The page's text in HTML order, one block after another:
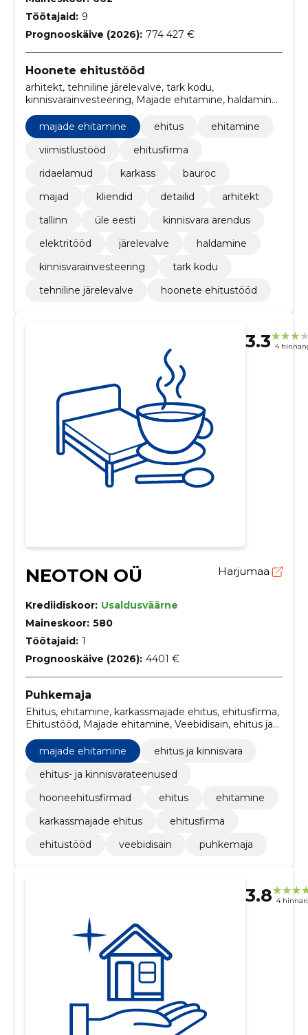
Töötajaid: 9
Prognooskäive (2026): 774 427 €
Hoonete ehitustööd
arhitekt, tehniline järelevalve, tark kodu,
kinnisvarainvesteering, Majade ehitamine, haldamine,
järelevalve, elektritööd, kinnisvara arendus, Üle Eesti
majade ehitamine
ehitus
ehitamine
viimistlustööd
ehitusfirma
ridaelamud
karkass
bauroc
majad
kliendid detailid
arhitekt
tallinn
üle eesti
kinnisvara arendus
elektritööd
järelevalve
haldamine
kinnisvarainvesteering
tark kodu
tehniline järelevalve
hoonete ehitustööd
3.3 4
NEOTON OÜ Harjumaa
Krediidiskoor: Usaldusväärne
Maineskoor: 580
Töötajaid: 1
Prognooskäive (2026): 4401 €
Puhkemaja
Ehitus, ehitamine, karkassmajade ehitus, ehitusfirma,
Ehitustööd, Majade ehitamine, Veebidisain, ehitus ja
hooneehitusfirmad
majade ehitamine
ehitus ja kinnisvara
ehitus- ja kinnisvarateenused
hooneehitusfirmad
ehitus
ehitamine
karkassmajade ehitus
ehitusfirma
ehitustööd
veebidisain puhkemaja
3.8 4